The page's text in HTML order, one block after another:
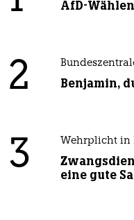
AfD-
2 Benjamin,
3 Wehrplicht in
eine gute